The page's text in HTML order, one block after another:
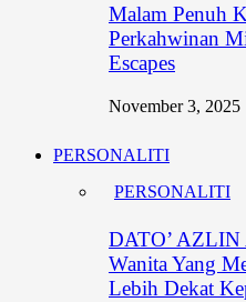
Malam Penuh
Perkahwinan
Escapes
November 3, 2025
PERSONALITI
PERSONALITI
DATO’
Wanita Yang
Lebih Dekat